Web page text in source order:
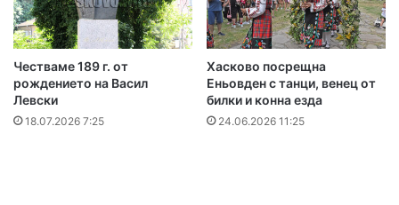
Честваме 189 г. от
рождението на Васил
Левски
18.07.2026 7:25
Хасково посрещна
Еньовден с танци, венец от
билки и конна езда
24.06.2026 11:25